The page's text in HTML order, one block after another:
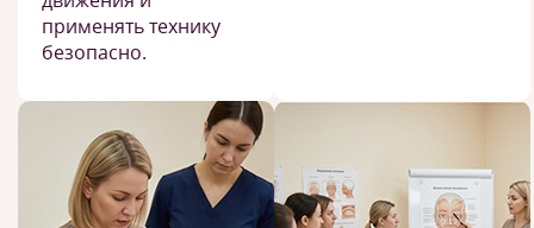
применять технику
безопасно.